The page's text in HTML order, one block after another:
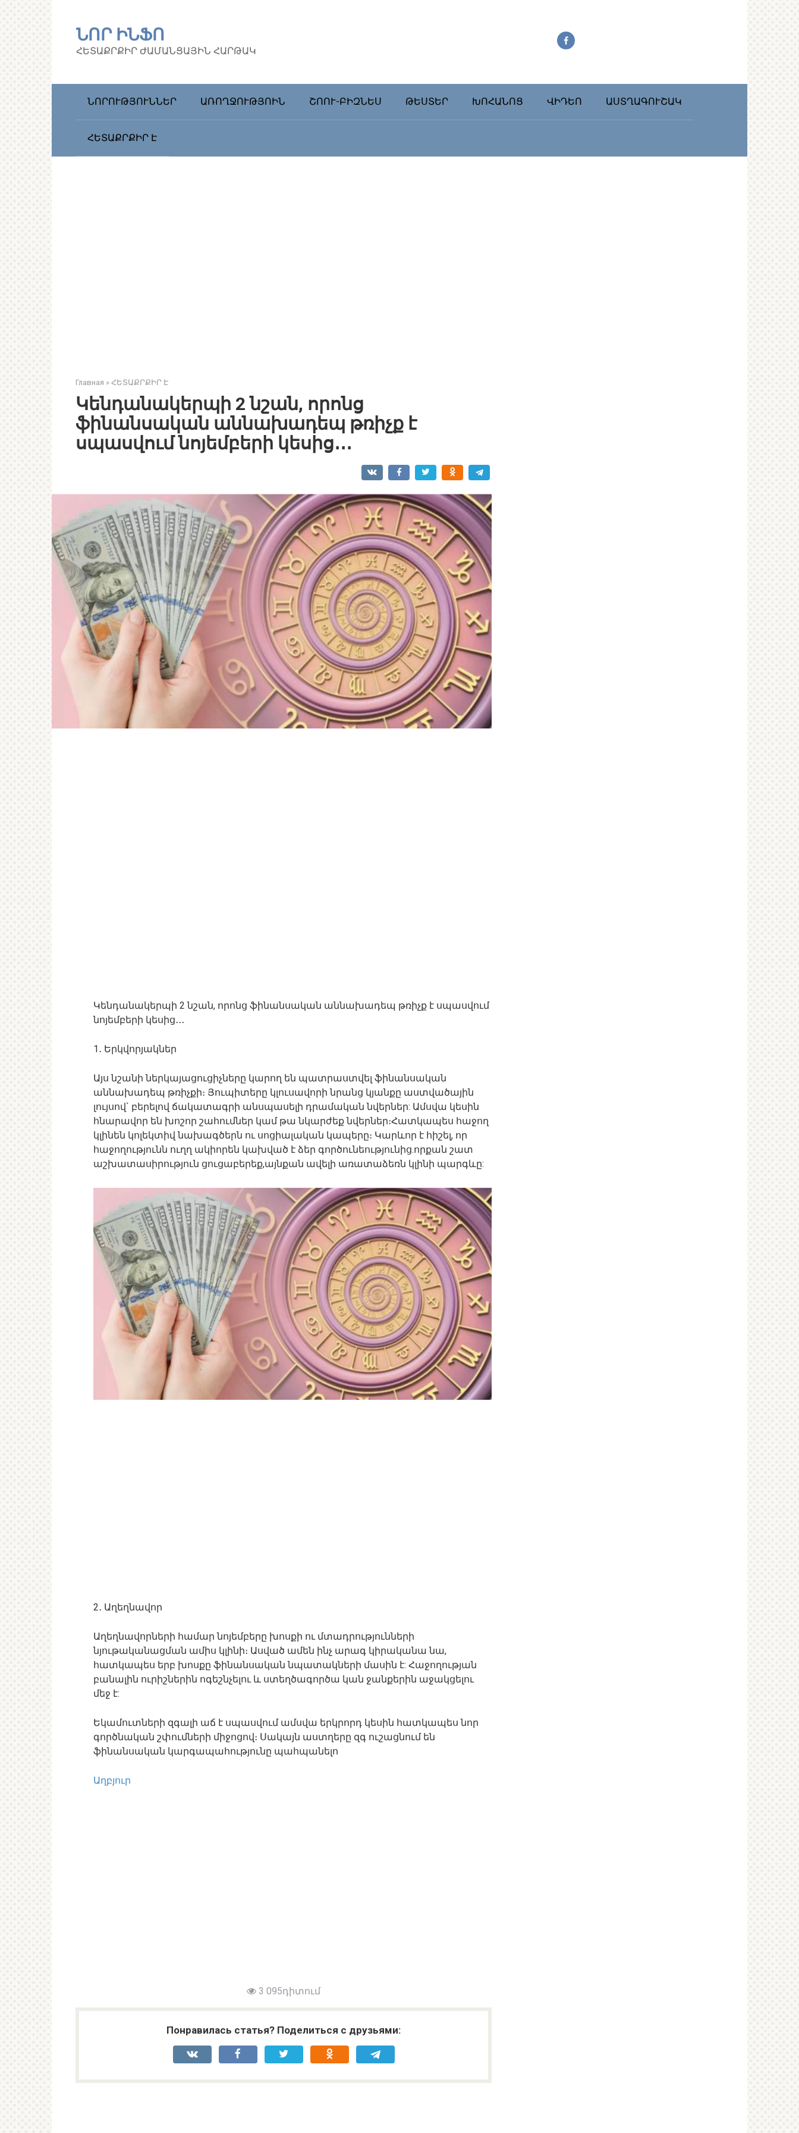
ՆՈՐ ԻՆՖՈ
ՀԵՏԱՔՐՔԻՐ ԺԱՄԱՆՑԱՅԻՆ ՀԱՐԹԱԿ
ՆՈՐՈՒԹՅՈՒՆՆԵՐ ԱՌՈՂՋՈՒԹՅՈԻՆ ՇՈՈՒ-ԲԻԶՆԵՍ ԹԵՍՏԵՐ ԽՈՀԱՆՈՑ ՎԻԴԵՈ ԱՍՏՂԱԳՈՒՇԱԿ
ՀԵՏԱՔՐՔԻՐ Է
Главная » ՀԵՏԱՔՐՔԻՐ Է
Կենդանակերպի 2 նշան, որոնց
ֆինանսական աննախադեպ թռիչք է
սպասվում նոյեմբերի կեսից․․․
Կենդանակերպի 2 նշան, որոնց ֆինանսական աննախադեպ թռիչք է սպասվում
նոյեմբերի կեսից․․․
1․ Երկվորյակներ
Այս նշանի ներկայացուցիչները կարող են պատրաստվել ֆինանսական
աննախադեպ թռիչքի։ Յուպիտերը կլուսավորի նրանց կյանքը աստվածային
լույսով` բերելով ճակատագրի անսպասելի դրամական նվերներ: Ամսվա կեսին
հնարավոր են խոշոր շահումներ կամ թա նկարժեք նվերներ։Հատկապես հաջող
կլինեն կոլեկտիվ նախագծերն ու սոցիալական կապերը։ Կարևոր է հիշել, որ
հաջողությունն ուղղ ակիորեն կախված է ձեր գործունեությունից.որքան շատ
աշխատասիրություն ցուցաբերեք,այնքան ավելի առատաձեռն կլինի պարգևը:
2․ Աղեղնավոր
Աղեղնավորների համար նոյեմբերը խոսքի ու մտադրությունների
նյութականացման ամիս կլինի։ Ասված ամեն ինչ արագ կիրականա նա,
հատկապես երբ խոսքը ֆինանսական նպատակների մասին է: Հաջողության
բանալին ուրիշներին ոգեշնչելու և ստեղծագործա կան ջանքերին աջակցելու
մեջ է:
Եկամուտների զգալի աճ է սպասվում ամսվա երկրորդ կեսին հատկապես նոր
գործնական շփումների միջոցով։ Սակայն աստղերը զգ ուշացնում են
ֆինանսական կարգապահությունը պահպանելո
Աղբյուր
3 095դիտում
Понравилась статья? Поделиться с друзьями: